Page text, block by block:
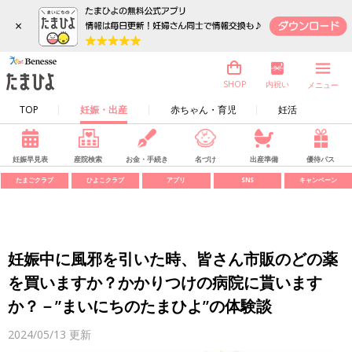
×
TOP 妊娠・出産 赤ちゃん・育児 妊活
SHOP 内祝い メニュー
妊娠早見表 産院検索 お金・手続き 名づけ 出産準備 優待パス
たまごクラブ ひよこクラブ アプリ SNS キャンペーン
妊娠中に風邪を引いた時、皆さん市販のどの薬
を買いますか？かかりつけの病院に貰います
か？－”まいにちのたまひよ”の体験談
2024/05/13 更新